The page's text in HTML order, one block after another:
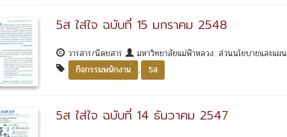
5ส ใส่ใจ ฉบับที่ 15 มกราคม 2548
วารสาร/นิตยสาร มหาวิทยาลัยแม่ฟ้าหลวง. ส่วนนโยบายและแผน
กิจกรรมพนักงาน
, 5ส
5ส ใส่ใจ ฉบับที่ 14 ธันวาคม 2547